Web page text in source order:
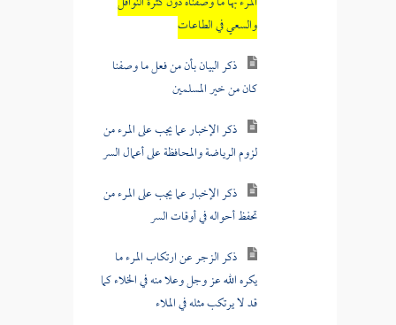
ذكر البيان بأن من فعل ما وصفنا
كان من خير المسلمين
لزوم الرياضة والمحافظة على أعمال السر
تحفظ أحواله في أوقات السر
يكره الله عز وجل وعلا منه في الخلاء كما
قد لا يرتكب مثله في الملاء